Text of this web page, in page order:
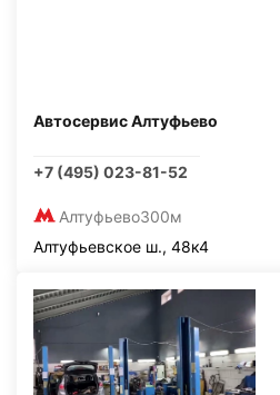
Автосервис Алтуфьево
+7 (495) 023-81-52
Алтуфьево300м
Алтуфьевское ш., 48к4